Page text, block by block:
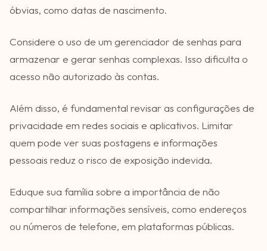
óbvias, como datas de nascimento.
Considere o uso de um gerenciador de senhas para
armazenar e gerar senhas complexas. Isso dificulta o
acesso não autorizado às contas.
Além disso, é fundamental revisar as configurações de
privacidade em redes sociais e aplicativos. Limitar
quem pode ver suas postagens e informações
pessoais reduz o risco de exposição indevida.
Eduque sua família sobre a importância de não
compartilhar informações sensíveis, como endereços
ou números de telefone, em plataformas públicas.